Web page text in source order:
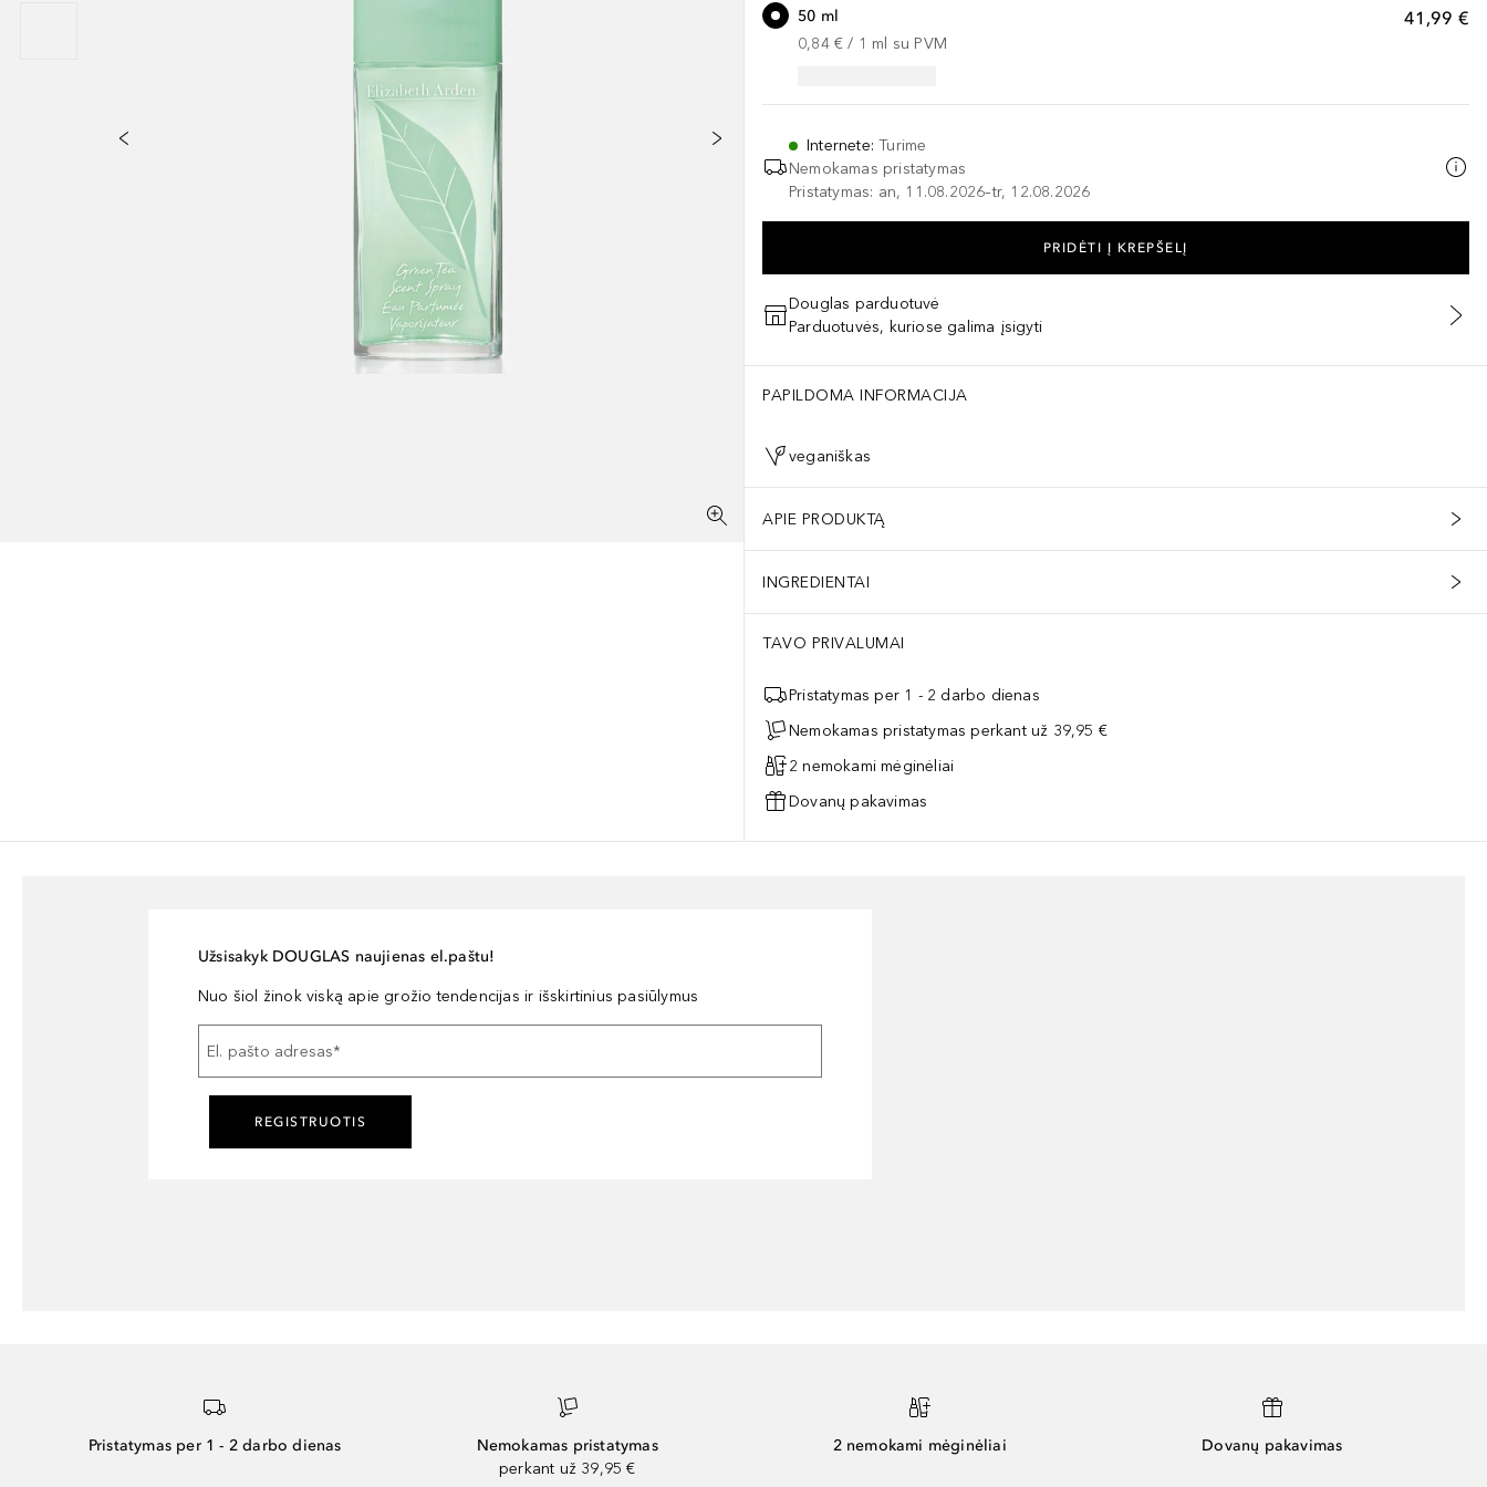
41,99 €
50 ml
0,84 € / 1 ml su PVM
Internete:Turime
Nemokamas pristatymas
Pristatymas: an, 11.08.2026–tr, 12.08.2026
PRIDĖTI Į KREPŠELĮ
Douglas parduotuvė
Parduotuvės, kuriose galima įsigyti
PAPILDOMA INFORMACIJA
veganiškas
APIE PRODUKTĄ
INGREDIENTAI
TAVO PRIVALUMAI
Pristatymas per 1 - 2 darbo dienas
Nemokamas pristatymas perkant už 39,95 €
2 nemokami mėginėliai
Dovanų pakavimas
Užsisakyk DOUGLAS naujienas el.paštu!
Nuo šiol žinok viską apie grožio tendencijas ir išskirtinius pasiūlymus
El. pašto adresas*
REGISTRUOTIS
Pristatymas per 1 - 2 darbo dienas
Nemokamas pristatymas
perkant už 39,95 €
2 nemokami mėginėliai Dovanų pakavimas